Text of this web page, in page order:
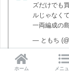
ズだけでも
ルじゃなく
一両編成の
— ともち
ホーム メニ